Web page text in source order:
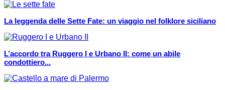
La leggenda delle Sette Fate: un viaggio nel folklore siciliano
L’accordo tra Ruggero I e Urbano II: come un abile
condottiero...